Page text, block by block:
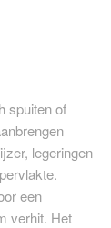
spuiten of
legeringen
een
verhit. Het